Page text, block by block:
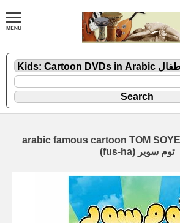
arabic famous cartoon TOM
(fus-ha) توم سوير